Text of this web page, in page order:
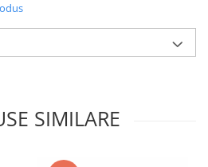
SIMILARE